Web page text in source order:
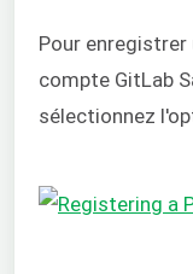
Pour
compte GitLab
sélectionnez